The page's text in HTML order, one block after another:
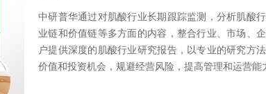
中研普华通过对肌酸行业长期跟踪监测，分析肌酸
业链和价值链等多方面的内容，整合行业、市场、
户提供深度的肌酸行业研究报告，以专业的研究方
价值和投资机会，规避经营风险，提高管理和运营能